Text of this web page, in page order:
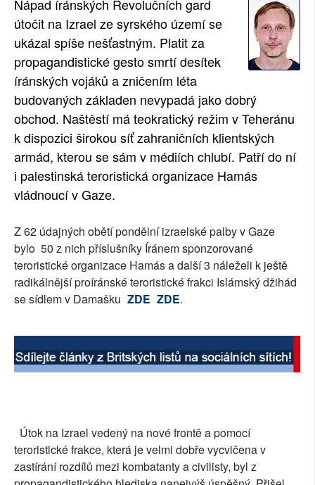
SOCIÁLNÍ SÍTĚ
RUBRIKY
PLNÁ VERZE STRÁNEK
Nápad íránských Revolučních gard
útočit na Izrael ze syrského území se
ukázal spíše nešťastným. Platit za
propagandistické gesto smrtí desítek
íránských vojáků a zničením léta
budovaných základen nevypadá jako dobrý
obchod. Naštěstí má teokratický režim v Teheránu
k dispozici širokou síť zahraničních klientských
armád, kterou se sám v médiích chlubí. Patří do ní
i palestinská teroristická organizace Hamás
vládnoucí v Gaze.
Z 62 údajných obětí pondělní izraelské palby v Gaze
bylo 50 z nich příslušníky Íránem sponzorované
teroristické organizace Hamás a další 3 náleželi k ještě
radikálnější proíránské teroristické frakci Islámský džihád
se sídlem v Damašku ZDE ZDE.
Útok na Izrael vedený na nové frontě a pomocí
teroristické frakce, která je velmi dobře vycvičena v
zastírání rozdílů mezi kombatanty a civilisty, byl z